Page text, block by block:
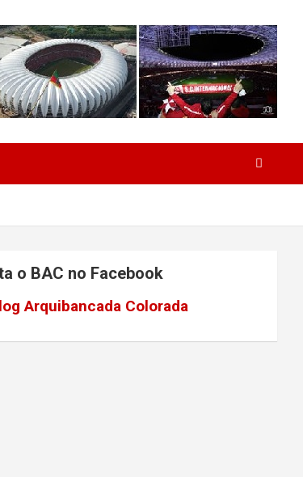
o BAC no Facebook
Arquibancada Colorada